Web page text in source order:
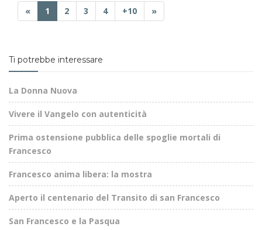
« 1 2 3 4 +10 »
Ti potrebbe interessare
La Donna Nuova
Vivere il Vangelo con autenticità
Prima ostensione pubblica delle spoglie mortali di
Francesco
Francesco anima libera: la mostra
Aperto il centenario del Transito di san Francesco
San Francesco e la Pasqua